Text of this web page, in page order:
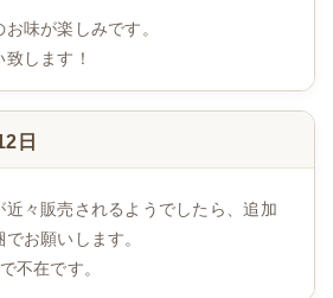
味が楽しみです。
します！
日
近々販売されるようでしたら、追加
お願いします。
不在です。